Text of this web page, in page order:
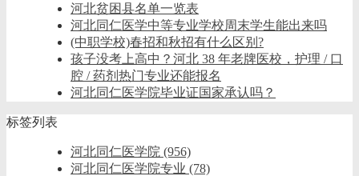
河北贫困县名单一览表
河北同仁医学中等专业学校周末学生能出来吗
(中职学校)春招和秋招有什么区别?
孩子没考上高中？河北 38 年老牌医校，护理 / 口
腔 / 药剂热门专业还能报名
河北同仁医学院毕业证国家承认吗？
标签列表
河北同仁医学院 (956)
河北同仁医学院专业 (78)